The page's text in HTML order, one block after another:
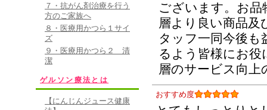
７・抗がん剤治療を行う
方のご家族へ
８・医療用かつら１サイ
ズ
９・医療用かつら２ 清
潔
ゲルソン療法とは
【にんじんジュース健康
ございます。お
層より良い商品
タッフ一同今後も
るよう皆様にお役
層のサービス向
おすすめ度